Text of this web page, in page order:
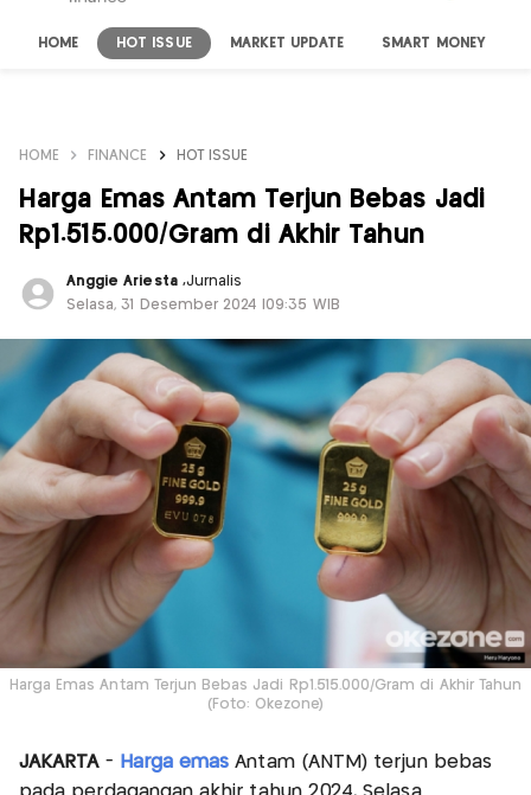
HOME HOT ISSUE MARKET UPDATE SMART MONEY
HOME FINANCE HOT ISSUE
Harga Emas Antam Terjun Bebas Jadi
Rp1.515.000/Gram di Akhir Tahun
Anggie Ariesta ,Jurnalis
Selasa, 31 Desember 2024 |09:35 WIB
Harga Emas Antam Terjun Bebas Jadi Rp1.515.000/Gram di Akhir Tahun
(Foto: Okezone)
JAKARTA - Harga emas Antam (ANTM) terjun bebas